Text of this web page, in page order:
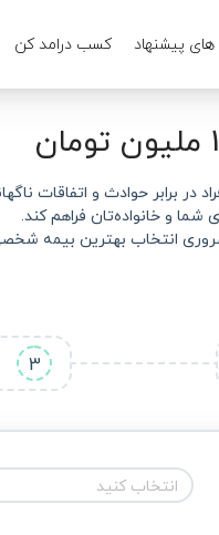
های پیشنهاد کسب درامد کن
برابر حوادث و اتفاقات
شما و خانواده‌تان فراهم کند.
انتخاب بهترین بیمه
3
انتخاب کنید